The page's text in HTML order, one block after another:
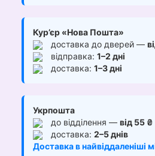
Кур’єр «Нова Пошта»
доставка до дверей —
відправка: 1–2 дні
доставка: 1–3 дні
Укрпошта
до відділення — від 55 ₴
доставка: 2–5 днів
Доставка в найвіддаленіші